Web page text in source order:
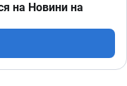
на Новини на